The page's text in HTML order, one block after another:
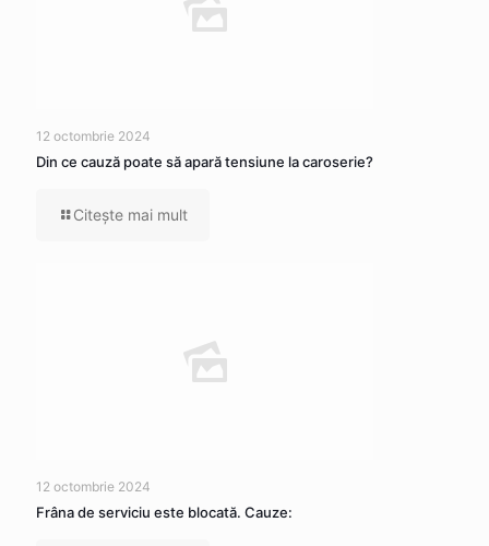
12 octombrie 2024
Din ce cauză poate să apară tensiune la caroserie?
Citeşte mai mult
12 octombrie 2024
Frâna de serviciu este blocată. Cauze: